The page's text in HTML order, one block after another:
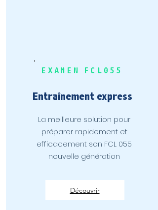
EXAMEN FCL055
Entraînement express
La meilleure solution pour
préparer rapidement et
efficacement son FCL 055
nouvelle génération
Découvrir